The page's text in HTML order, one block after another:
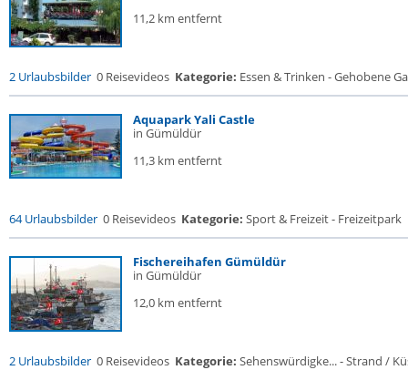
11,2 km entfernt
2 Urlaubsbilder 0 Reisevideos Kategorie: Essen & Trinken - Gehobene
Aquapark Yali Castle
in Gümüldür
11,3 km entfernt
64 Urlaubsbilder 0 Reisevideos Kategorie: Sport & Freizeit - Freizeitpark
Fischereihafen Gümüldür
in Gümüldür
12,0 km entfernt
2 Urlaubsbilder 0 Reisevideos Kategorie: Sehenswürdigke... - Strand /